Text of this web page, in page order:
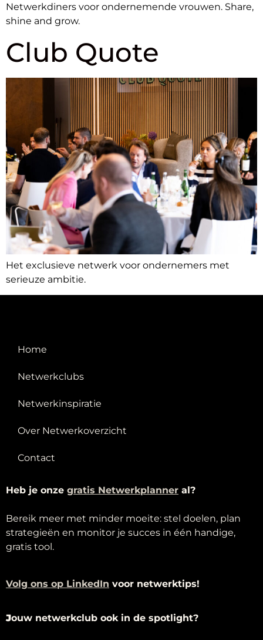
Netwerkdiners voor ondernemende vrouwen. Share,
shine and grow.
Club Quote
Het exclusieve netwerk voor ondernemers met
serieuze ambitie.
Home
Netwerkclubs
Netwerkinspiratie
Over Netwerkoverzicht
Contact
Heb je onze gratis Netwerkplanner al?
Bereik meer met minder moeite: stel doelen, plan
strategieën en monitor je succes in één handige,
gratis tool.
Volg ons op LinkedIn voor netwerktips!
Jouw netwerkclub ook in de spotlight?